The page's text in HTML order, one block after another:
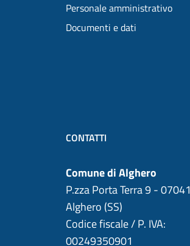
Personale amministrativo
Documenti e dati
CONTATTI
Comune di Alghero
P.zza Porta Terra 9 - 07041
Alghero (SS)
Codice fiscale / P. IVA:
00249350901